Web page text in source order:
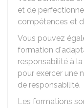
et de
compétences et
Vous pouvez
formation
responsabilité à
pour exercer une
de responsabilité.
Les formations